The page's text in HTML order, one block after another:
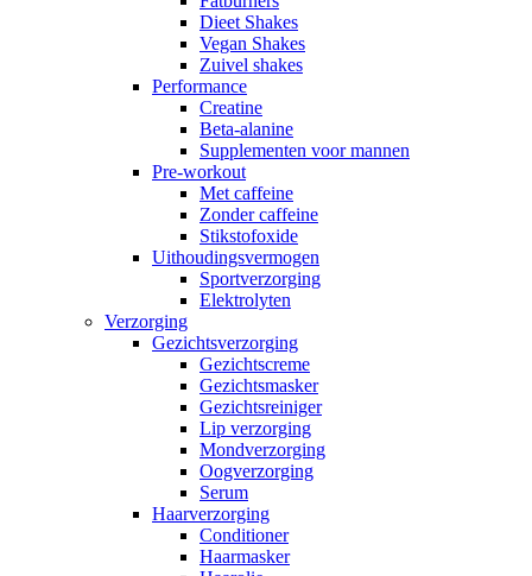
Dieet Shakes
Vegan Shakes
Zuivel shakes
Performance
Creatine
Beta-alanine
Supplementen voor mannen
Pre-workout
Met caffeine
Zonder caffeine
Stikstofoxide
Uithoudingsvermogen
Sportverzorging
Elektrolyten
Verzorging
Gezichtsverzorging
Gezichtscreme
Gezichtsmasker
Gezichtsreiniger
Lip verzorging
Mondverzorging
Oogverzorging
Serum
Haarverzorging
Conditioner
Haarmasker